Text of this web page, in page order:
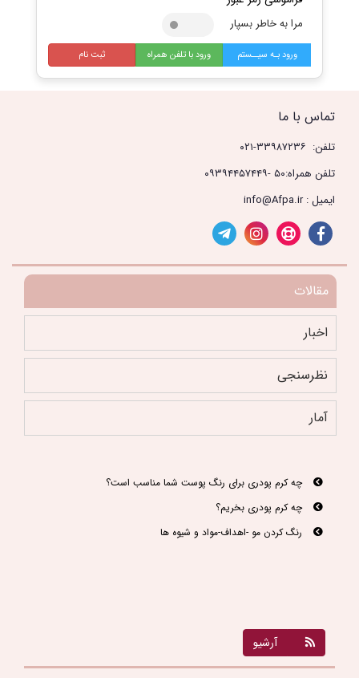
مرا به خاطر بسپار
ورود بـه سیــستم ورود با تلفن همراه ثبت نام
تماس با ما
تلفن: ۳۳۹۸۷۲۳۶-۰۲۱
تلفن همراه:۵۰ -۰۹۳۹۴۴۵۷۴۴۹
ایمیل : info@Afpa.ir
مقالات
اخبار
نظرسنجی
آمار
چه کرم پودری برای رنگ پوست شما مناسب است؟
چه کرم پودری بخریم؟
رنگ کردن مو -اهداف-مواد و شیوه ها
آرشیو